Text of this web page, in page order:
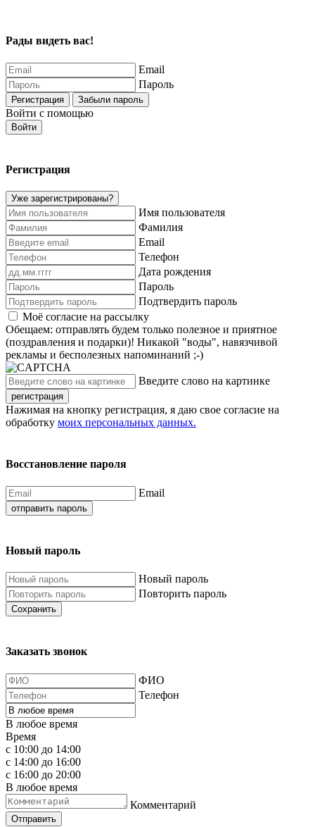
Рады видеть вас!
Email
Пароль
Регистрация Забыли пароль
Войти с помощью
Войти
Регистрация
Уже зарегистрированы?
Имя пользователя
Фамилия
Email
Телефон
Дата рождения
Пароль
Подтвердить пароль
Моё согласие на рассылку
Обещаем: отправлять будем только полезное и приятное
(поздравления и подарки)! Никакой "воды", навязчивой
рекламы и бесполезных напоминаний ;-)
Введите слово на картинке
регистрация
Нажимая на кнопку регистрация, я даю свое согласие на
обработку моих персональных данных.
Восстановление пароля
Email
отправить пароль
Новый пароль
Новый пароль
Повторить пароль
Сохранить
Заказать звонок
ФИО
Телефон
В любое время
Время
с 10:00 до 14:00
с 14:00 до 16:00
с 16:00 до 20:00
В любое время
Комментарий
Отправить